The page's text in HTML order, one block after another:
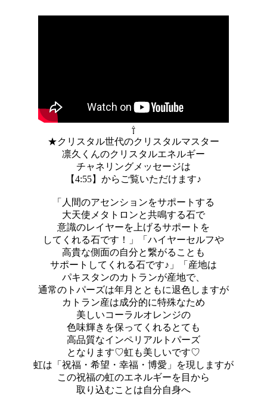
⇧
★クリスタル世代のクリスタルマスター
凛久くんのクリスタルエネルギー
チャネリングメッセージは
【4:55】からご覧いただけます♪
「人間のアセンションをサポートする
大天使メタトロンと共鳴する石で
意識のレイヤーを上げるサポートを
してくれる石です！」「ハイヤーセルフや
高貴な側面の自分と繋がることも
サポートしてくれる石です♪」「産地は
パキスタンのカトランが産地で、
通常のトパーズは年月とともに退色しますが
カトラン産は成分的に特殊なため
美しいコーラルオレンジの
色味輝きを保ってくれるとても
高品質なインペリアルトパーズ
となります♡虹も美しいです♡
虹は「祝福・希望・幸福・博愛」を現しますが
この祝福の虹のエネルギーを目から
取り込むことは自分自身へ